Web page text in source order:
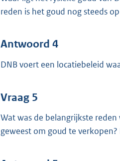
reden is het goud nog steeds
Antwoord 4
DNB voert een locatiebeleid
Vraag 5
Wat was de belangrijkste
geweest om goud te